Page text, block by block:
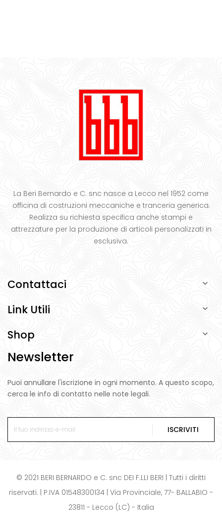
La Beri Bernardo e C. snc nasce a Lecco nel 1952 come
officina di costruzioni meccaniche e tranceria generica.
Realizza su richiesta specifica anche stampi e
attrezzature per la produzione di articoli personalizzati in
esclusiva.
Contattaci 
Link Utili 
Shop 
Newsletter
Puoi annullare l'iscrizione in ogni momento. A questo scopo,
cerca le info di contatto nelle note legali.
ISCRIVITI
© 2021 BERI BERNARDO e C. snc DEI F.LLI BERI | Tutti i diritti
riservati. | P.IVA 01548300134 | Via Provinciale, 77- BALLABIO -
23811 - Lecco (LC) - Italia